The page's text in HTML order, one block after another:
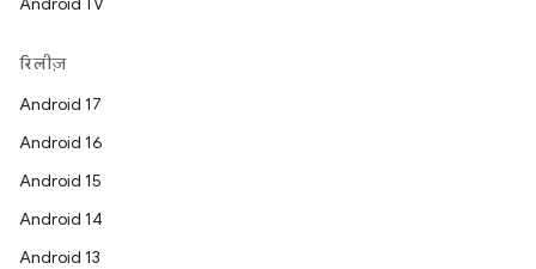
रिलीज़
Android 17
Android 16
Android 15
Android 14
Android 13